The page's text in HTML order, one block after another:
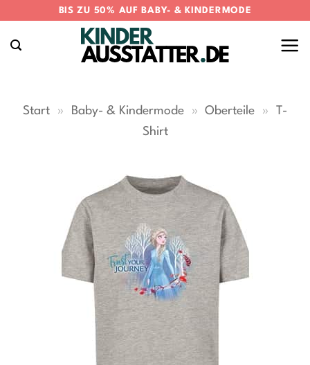
springen
BIS ZU 50% AUF BABY- & KINDERMODE
Start » Baby- & Kindermode » Oberteile »
T-
Shirt